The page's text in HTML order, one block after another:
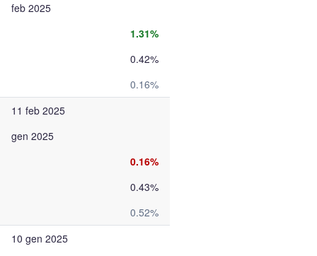
feb 2025
1.31%
0.42%
0.16%
11 feb 2025
gen 2025
0.16%
0.43%
0.52%
10 gen 2025